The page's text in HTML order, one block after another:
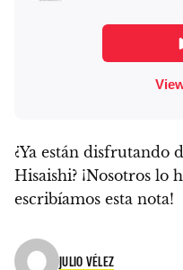
¿Ya están disfrutando
Hisaishi? ¡Nosotros lo
escribíamos esta nota!
JULIO VÉLEZ